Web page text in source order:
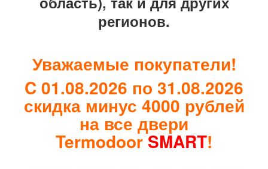
Лабиринт Гранд
Лабиринт Дверь двойная тамбурная под
Лабиринт Иссида
Лабиринт Карбон
Лабиринт Кармина
Лабиринт Классик Антик медный
Лабиринт Классик Шагрень
Лабиринт Кредор
Лабиринт Лаб Про
Лабиринт Лайн Вайт
регионов.
Уважаемые покупатели!
C 01.08.2026 по 31.08.2026
скидка минус 4000 рублей
на все двери
TermodoorSMART!